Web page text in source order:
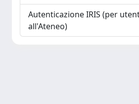
Autenticazione IRIS (per
all'Ateneo)